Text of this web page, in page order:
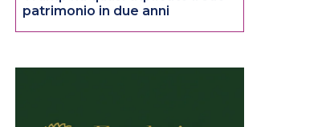
patrimonio in due anni